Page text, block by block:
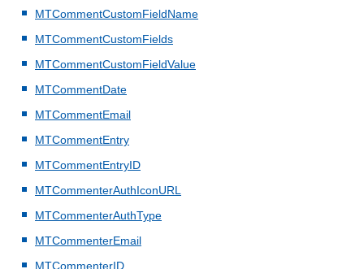
MTCommentCustomFieldName
MTCommentCustomFields
MTCommentCustomFieldValue
MTCommentDate
MTCommentEmail
MTCommentEntry
MTCommentEntryID
MTCommenterAuthIconURL
MTCommenterAuthType
MTCommenterEmail
MTCommenterID